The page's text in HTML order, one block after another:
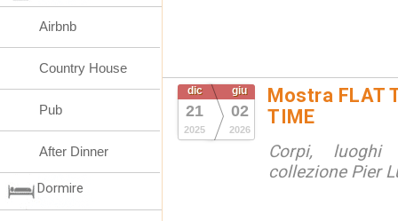
dic
21
2025
giu
02
2026
Mostra FLAT
TIME
Corpi,
collezione Pier
Airbnb
Country House
Pub
After Dinner
Dormire